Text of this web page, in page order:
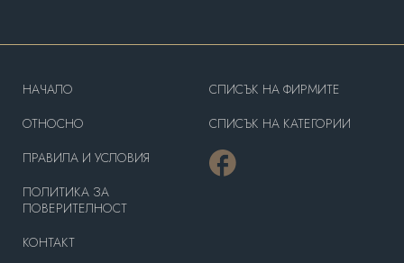
HAЧАЛО
OТНОСНО
ПРАВИЛА И УСЛОВИЯ
ПОЛИТИКА ЗА
ПОВЕРИТЕЛНОСТ
КОНТАКТ
СПИСЪК НА ФИРМИТЕ
СПИСЪК НА КАТЕГОРИИ